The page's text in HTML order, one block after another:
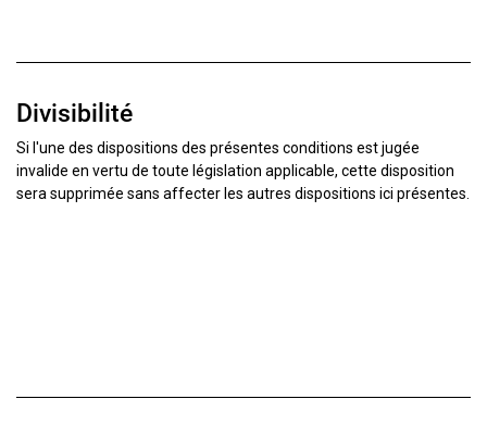
Divisibilité
Si l'une des dispositions des présentes conditions est jugée
invalide en vertu de toute législation applicable, cette disposition
sera supprimée sans affecter les autres dispositions ici présentes.